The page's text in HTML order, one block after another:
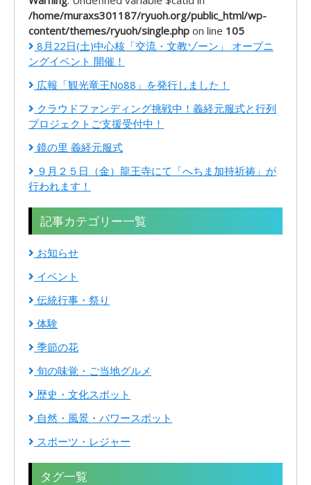
/home/muraxs301187/ryuoh.org/public_html/wp-
content/themes/ryuoh/single.php on line 105
8月22日(土)中心核「交流・文教ゾーン」 オープニ
ングイベント 開催！
広報「観光竜王No88」を発行しました！
クラウドファンディング挑戦中！義経元服式と行列
プロジェクトご支援受付中！
鏡の里 義経元服式
９月２５日（金）龍王寺にて「へちま加持祈祷」が
行われます！
記事カテゴリー一覧
お知らせ
イベント
伝統行事・祭り
体験
季節の花
旬の味覚・ご当地グルメ
歴史・文化スポット
自然・風景・パワースポット
スポーツ・レジャー
タグ一覧